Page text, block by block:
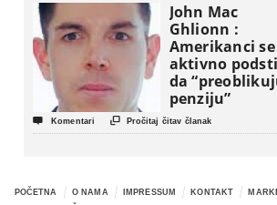
John Mac
Ghlionn :
Amerikanci se
aktivno
da
penziju”
 Komentari  Pročitaj čitav članak
POČETNA O NAMA IMPRESSUM KONTAKT